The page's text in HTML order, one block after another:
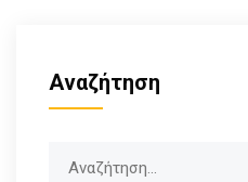
Αναζήτηση